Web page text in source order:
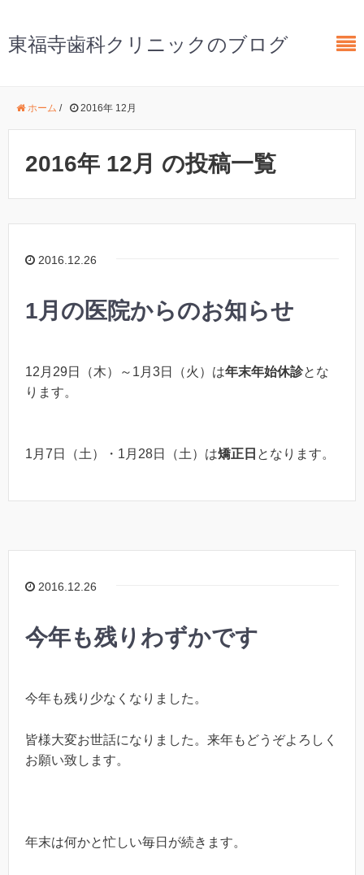
東福寺歯科クリニックのブログ
ホーム / 2016年 12月
2016年 12月 の投稿一覧
2016.12.26
1月の医院からのお知らせ
12月29日（木）～1月3日（火）は年末年始休診とな
ります。
1月7日（土）・1月28日（土）は矯正日 となります。
2016.12.26
今年も残りわずかです
今年も残り少なくなりました。
皆様大変お世話になりました。来年もどうぞよろしく
お願い致します。
年末は何かと忙しい毎日が続きます。